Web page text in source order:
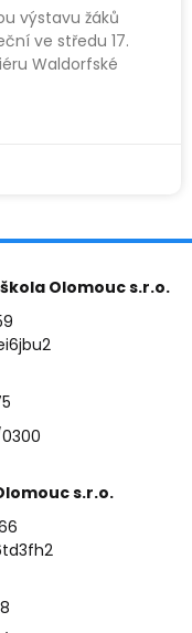
výstavu žáků
ve středu 17.
Waldorfské
Olomouc s.r.o.
s.r.o.